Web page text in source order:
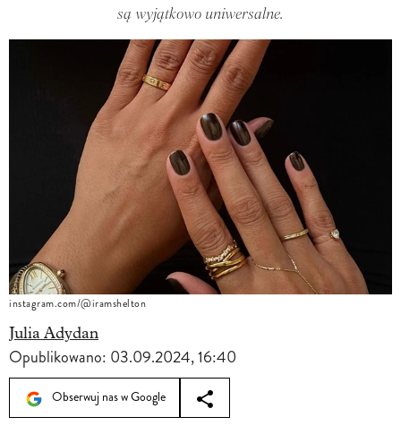
są wyjątkowo uniwersalne.
instagram.com/@iramshelton
Julia Adydan
Opublikowano: 03.09.2024, 16:40
Obserwuj nas w Google